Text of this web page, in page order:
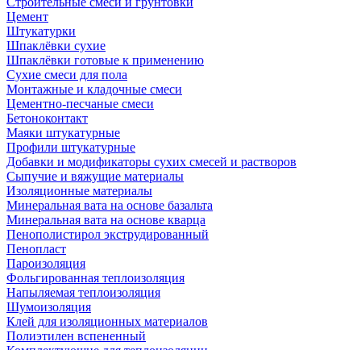
Цемент
Штукатурки
Шпаклёвки сухие
Шпаклёвки готовые к применению
Сухие смеси для пола
Монтажные и кладочные смеси
Цементно-песчаные смеси
Бетоноконтакт
Маяки штукатурные
Профили штукатурные
Добавки и модификаторы сухих смесей и растворов
Сыпучие и вяжущие материалы
Изоляционные материалы
Минеральная вата на основе базальта
Минеральная вата на основе кварца
Пенополистирол экструдированный
Пенопласт
Пароизоляция
Фольгированная теплоизоляция
Напыляемая теплоизоляция
Шумоизоляция
Клей для изоляционных материалов
Полиэтилен вспененный